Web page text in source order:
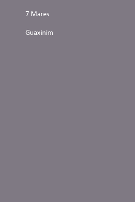
7 Mares
Guaxinim